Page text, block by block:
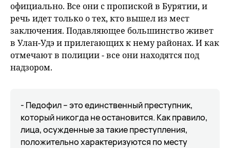
официально. Все они с пропиской в Бурятии, и
речь идет только о тех, кто вышел из мест
заключения. Подавляющее большинство живет
в Улан-Удэ и прилегающих к нему районах. И как
отмечают в полиции - все они находятся под
надзором.
- Педофил – это единственный преступник,
который никогда не остановится. Как правило,
лица, осужденные за такие преступления,
положительно характеризуются по месту